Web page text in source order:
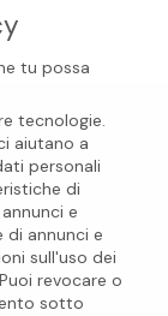
tu possa
tecnologie.
aiutano a
personali
di
e
di annunci e
sull'uso dei
Puoi revocare o
sotto